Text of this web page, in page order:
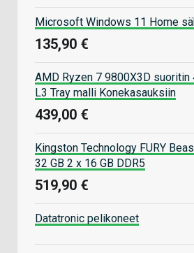
Microsoft Windows 11 Home
135,90 €
AMD Ryzen 7 9800X3D suoritin
L3 Tray malli Konekasauksiin
439,00 €
Kingston Technology FURY
32 GB 2 x 16 GB DDR5
519,90 €
Datatronic pelikoneet